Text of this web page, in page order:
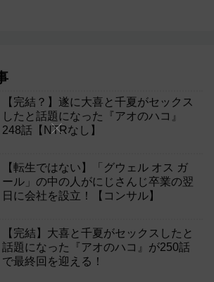
【完結？】遂に大喜と千夏がセックス
したと話題になった『アオのハコ』
248話【NTRなし】
【転生ではない】「グウェル オス ガ
ール」の中の人がにじさんじ卒業の翌
日に会社を設立！【コンサル】
【完結】大喜と千夏がセックスしたと
話題になった『アオのハコ』が250話
で最終回を迎える！